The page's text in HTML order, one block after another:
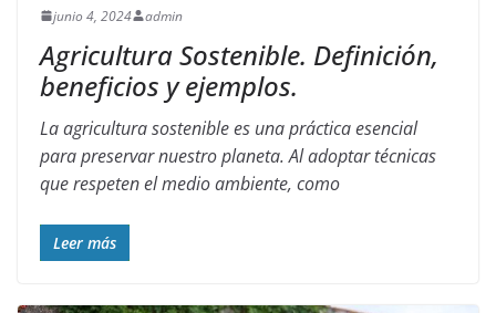
junio 4, 2024 admin
Agricultura Sostenible. Definición,
beneficios y ejemplos.
La agricultura sostenible es una práctica esencial
para preservar nuestro planeta. Al adoptar técnicas
que respeten el medio ambiente, como
Leer más